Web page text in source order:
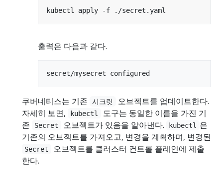
출력은 다음과 같다.
쿠버네티스는 기존 시크릿
오브젝트를 업데이트한다.
자세히 보면,
kubectl
도구는 동일한 이름을 가진 기
존
Secret 오브젝트가 있음을 알아낸다. kubectl
은
기존의 오브젝트를 가져오고, 변경을 계획하며, 변경된
Secret
오브젝트를 클러스터 컨트롤 플레인에 제출
한다.